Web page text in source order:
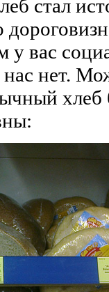
стал
вас
нас нет.
хлеб